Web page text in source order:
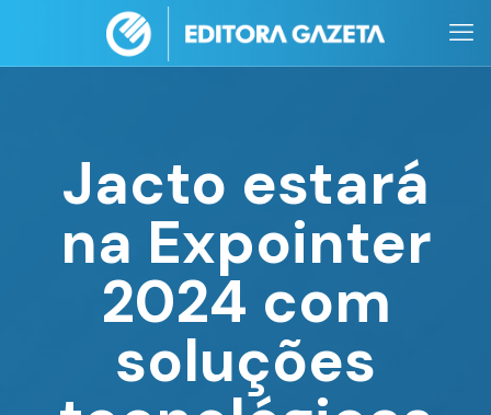
Jacto estará
na Expointer
2024 com
soluções